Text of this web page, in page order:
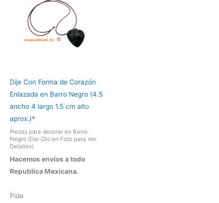
Dije Con Forma de Corazón
Enlazada en Barro Negro (4.5
ancho 4 largo 1.5 cm alto
aprox.)*
Piezas para decorar en Barro
Negro (Dar Clic en Foto para Ver
Detalles)
Hacemos envíos a todo
Republica Mexicana.
Pida